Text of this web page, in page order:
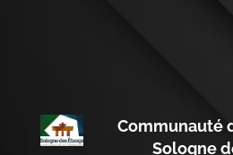
Communauté
Sologne